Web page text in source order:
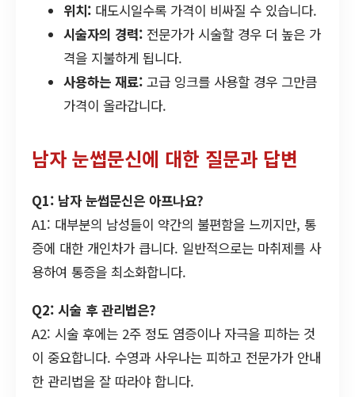
위치: 대도시일수록 가격이 비싸질 수 있습니다.
시술자의 경력: 전문가가 시술할 경우 더 높은 가
격을 지불하게 됩니다.
사용하는 재료: 고급 잉크를 사용할 경우 그만큼
가격이 올라갑니다.
남자 눈썹문신에 대한 질문과 답변
Q1: 남자 눈썹문신은 아프나요?
A1: 대부분의 남성들이 약간의 불편함을 느끼지만, 통
증에 대한 개인차가 큽니다. 일반적으로는 마취제를 사
용하여 통증을 최소화합니다.
Q2: 시술 후 관리법은?
A2: 시술 후에는 2주 정도 염증이나 자극을 피하는 것
이 중요합니다. 수영과 사우나는 피하고 전문가가 안내
한 관리법을 잘 따라야 합니다.